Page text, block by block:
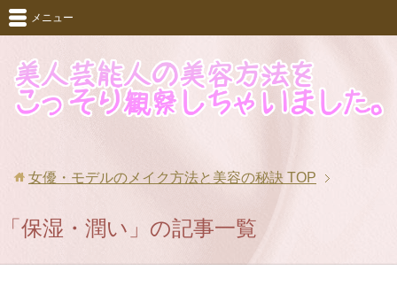
メニュー
女優・モデルのメイク方法と美容の秘訣 TOP
「保湿・潤い」の記事一覧